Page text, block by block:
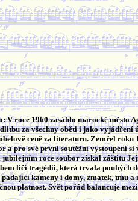
roce 1960 zasáhlo marocké město
za všechny oběti i jako
ceně za literaturu. Zemřel roku
a pro své první soutěžní vystoupení
roce soubor získal záštitu
líčí tragédii, která trvala
kameny i domy, zmatek, tmu
platnost. Svět pořád balancuje